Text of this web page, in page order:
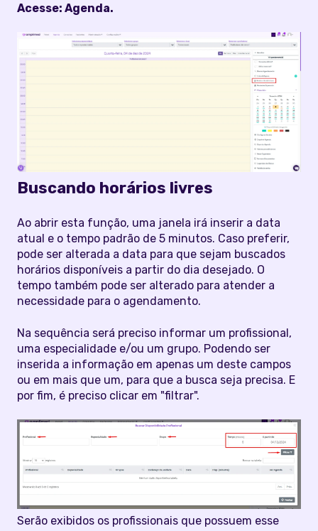
Acesse: Agenda.
Buscando horários livres
Ao abrir esta função, uma janela irá inserir a data
atual e o tempo padrão de 5 minutos. Caso preferir,
pode ser alterada a data para que sejam buscados
horários disponíveis a partir do dia desejado. O
tempo também pode ser alterado para atender a
necessidade para o agendamento.
Na sequência será preciso informar um profissional,
uma especialidade e/ou um grupo. Podendo ser
inserida a informação em apenas um deste campos
ou em mais que um, para que a busca seja precisa. E
por fim, é preciso clicar em "filtrar".
Serão exibidos os profissionais que possuem esse